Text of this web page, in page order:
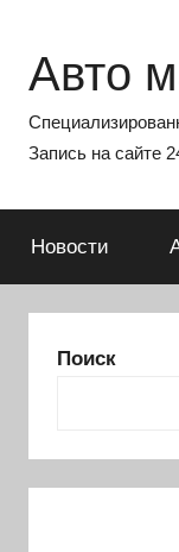
содержимому
Авто
Запись на сайте
Новости
Поиск